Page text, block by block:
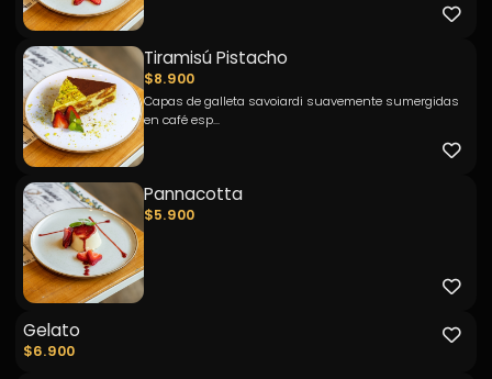
Tiramisú Pistacho
$8.900
Capas de galleta savoiardi suavemente sumergidas
en café esp...
Pannacotta
$5.900
Gelato
$6.900